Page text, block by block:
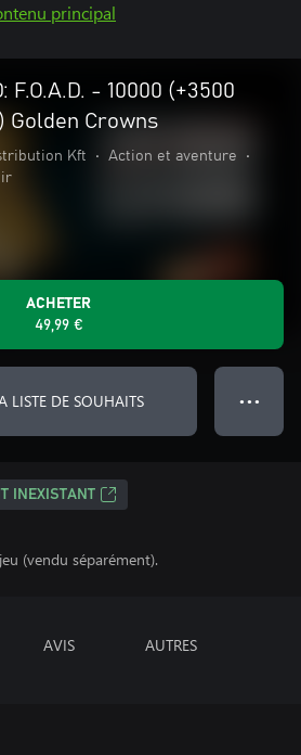
principal
F.O.A.D. - 10000 (+3500
Golden Crowns
Kft • Action et aventure
•
ACHETER
49,99 €
LISTE DE SOUHAITS ● ● ●
INEXISTANT
(vendu séparément).
AVIS AUTRES